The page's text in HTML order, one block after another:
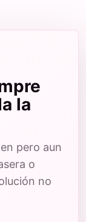
la
pero aun
o
no